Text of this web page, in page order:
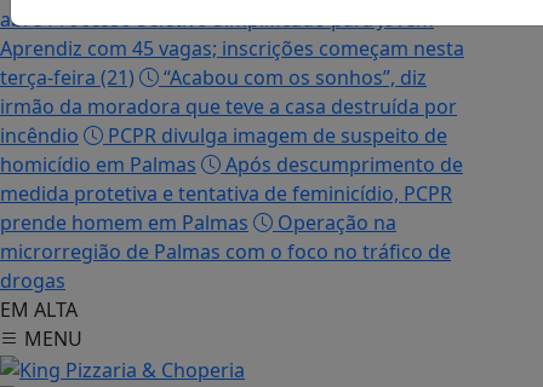
abre Processo Seletivo Simplificado para Jovem
Aprendiz com 45 vagas; inscrições começam nesta
terça-feira (21)
“Acabou com os sonhos”, diz
irmão da moradora que teve a casa destruída por
incêndio
PCPR divulga imagem de suspeito de
homicídio em Palmas
Após descumprimento de
medida protetiva e tentativa de feminicídio, PCPR
prende homem em Palmas
Operação na
microrregião de Palmas com o foco no tráfico de
drogas
EM ALTA
MENU